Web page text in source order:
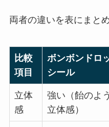
両者の違いを表にまと
比較
項目
ボンボンドロ
シール
立体
感
強い（飴のよ
立体感）